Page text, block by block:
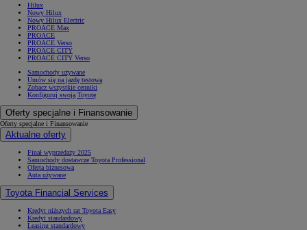
Hilux
Nowy Hilux
Nowy Hilux Electric
PROACE Max
PROACE
PROACE Verso
PROACE CITY
PROACE CITY Verso
Samochody używane
Umów się na jazdę testową
Zobacz wszystkie cenniki
Konfiguruj swoją Toyotę
Oferty specjalne i Finansowanie
Oferty specjalne i Finansowanie
Aktualne oferty
Finał wyprzedaży 2025
Samochody dostawcze Toyota Professional
Oferta biznesowa
Auta używane
Toyota Financial Services
Kredyt niższych rat Toyota Easy
Kredyt standardowy
Leasing standardowy